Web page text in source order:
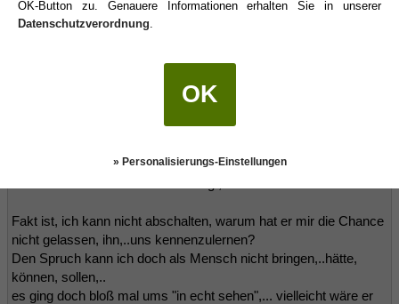
Mach, wie Du für richtig hältst. Du musst da eh durch, ob mit oder
Fakt ist, ich kann nicht abschalten, warum hat er mir die Chance
nicht gelassen, ihn,..uns kennenzulernen?
Den Spruch kann ich doch als Mensch nicht bringen,..hätte,
können, sollen,..
es ging doch bloß mal ums "in echt sehen",... vielleicht wäre er
OK-Button zu. Genauere Informationen erhalten Sie in unserer
Datenschutzverordnung.
OK
» Personalisierungs-Einstellungen